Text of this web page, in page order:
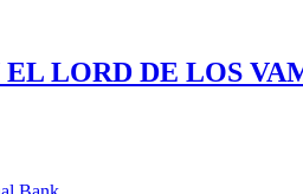
LORD DE LOS